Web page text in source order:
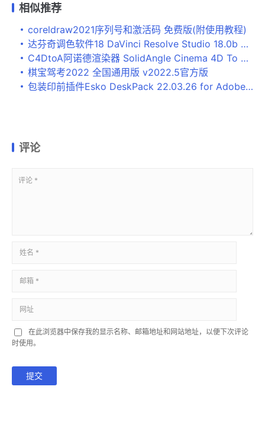
相似推荐
coreldraw2021序列号和激活码 免费版(附使用教程)
达芬奇调色软件18 DaVinci Resolve Studio 18.0b 中文破解版(附安装教程)
C4DtoA阿诺德渲染器 SolidAngle Cinema 4D To Arnold 4.2.1 R26 替换破解版(附方法)
棋宝驾考2022 全国通用版 v2022.5官方版
包装印前插件Esko DeskPack 22.03.26 for Adobe Illustrator 2022 破解版(附教程)
评论
在此浏览器中保存我的显示名称、邮箱地址和网站地址，以便下次评论
时使用。
提交